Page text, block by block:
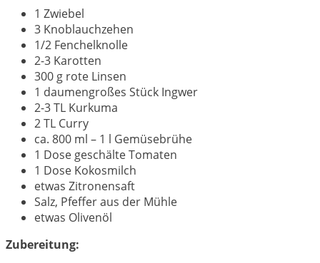
1 Zwiebel
3 Knoblauchzehen
1/2 Fenchelknolle
2-3 Karotten
300 g rote Linsen
1 daumengroßes Stück Ingwer
2-3 TL Kurkuma
2 TL Curry
ca. 800 ml – 1 l Gemüsebrühe
1 Dose geschälte Tomaten
1 Dose Kokosmilch
etwas Zitronensaft
Salz, Pfeffer aus der Mühle
etwas Olivenöl
Zubereitung: